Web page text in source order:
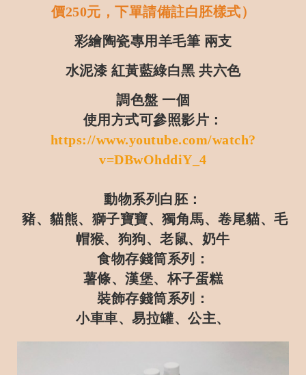
價250元，下單請備註白胚樣式）
彩繪陶瓷專用羊毛筆 兩支
水泥漆 紅黃藍綠白黑 共六色
調色盤 一個
使用方式可參照影片：
https://www.youtube.com/watch?
v=DBwOhddiY_4
動物系列白胚：
豬、貓熊、獅子寶寶、獨角馬、卷尾貓、毛
帽猴、狗狗、老鼠、奶牛
食物存錢筒系列：
薯條、漢堡、杯子蛋糕
裝飾存錢筒系列：
小車車、易拉罐、公主、